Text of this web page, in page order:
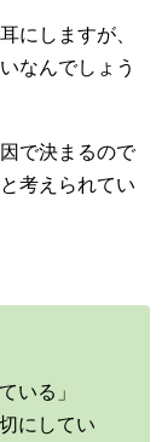
にしますが、
なんでしょう
で決まるので
考えられてい
いる」
にしてい